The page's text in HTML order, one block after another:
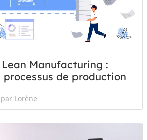
Manufacturing :
de production
Lorène